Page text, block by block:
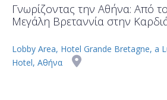
Γνωρίζοντας την Αθήνα: Από
Μεγάλη Βρεταννία στην
Lobby Area, Hotel Grande Bretagne, a
Hotel, Αθήνα